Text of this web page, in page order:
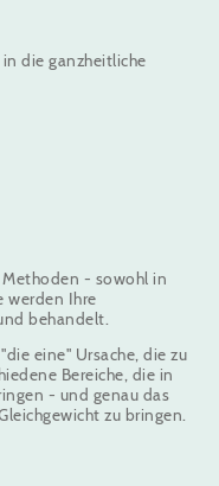
die ganzheitliche
- sowohl in
werden Ihre
behandelt.
eine" Ursache, die zu
Bereiche, die in
- und genau das
zu bringen.